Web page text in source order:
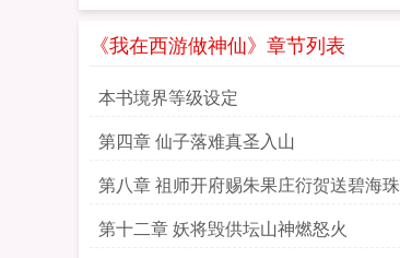
《我在西游做神仙》章节列表
本书境界等级设定
第四章 仙子落难真圣入山
第八章 祖师开府赐朱果庄衍贺送碧海珠
第十二章 妖将毁供坛山神燃怒火